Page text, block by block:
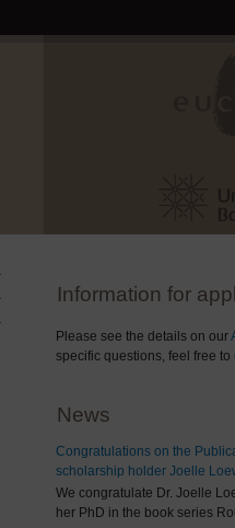
Information for
Please see the details on our
specific questions, feel free to
News
Congratulations on the
scholarship holder Joelle
We congratulate Dr. Joelle
her PhD in the book series